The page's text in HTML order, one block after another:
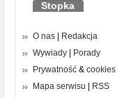
Stopka
O nas
Redakcja
Wywiady
Porady
Prywatność & cookies
Mapa serwisu
RSS